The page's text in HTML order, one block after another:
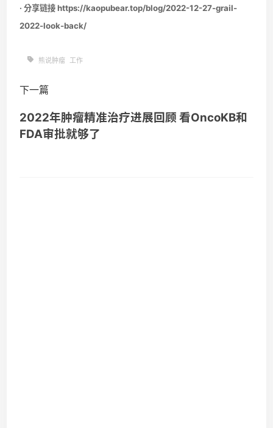
· 分享链接 https://kaopubear.top/blog/2022-12-27-grail-
2022-look-back/
熊说肿瘤 工作
下一篇
2022年肿瘤精准治疗进展回顾 看OncoKB和
FDA审批就够了